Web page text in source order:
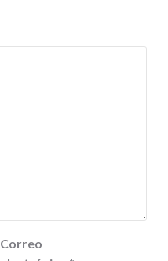
Correo